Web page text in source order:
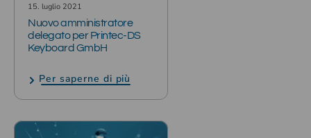
15. luglio 2021
Nuovo amministratore
delegato per Printec-DS
Keyboard GmbH
Per saperne di più